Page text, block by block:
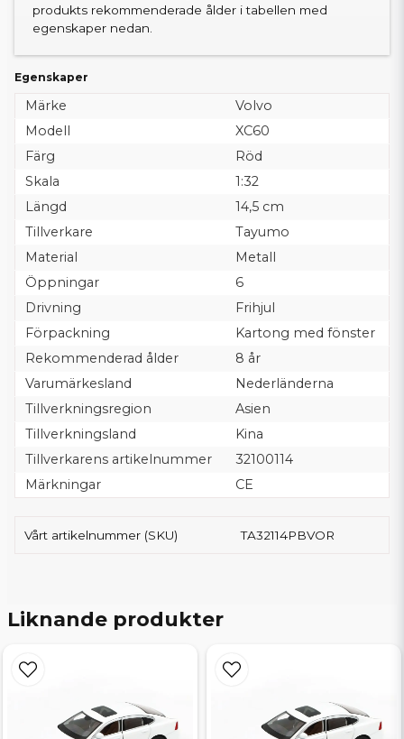
produkts rekommenderade ålder i tabellen med
egenskaper nedan.
Egenskaper
Märke
Volvo
Modell
XC60
Färg
Röd
Skala
1:32
Längd
14,5 cm
Tillverkare
Tayumo
Material
Metall
Öppningar
6
Drivning
Frihjul
Förpackning
Kartong med fönster
Rekommenderad ålder
8 år
Varumärkesland
Nederländerna
Tillverkningsregion
Asien
Tillverkningsland
Kina
Tillverkarens artikelnummer
32100114
Märkningar
CE
Vårt artikelnummer (SKU) TA32114PBVOR
Liknande produkter